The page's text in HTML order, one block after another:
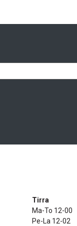
Tirra
Ma-To 12-00
Pe-La 12-02